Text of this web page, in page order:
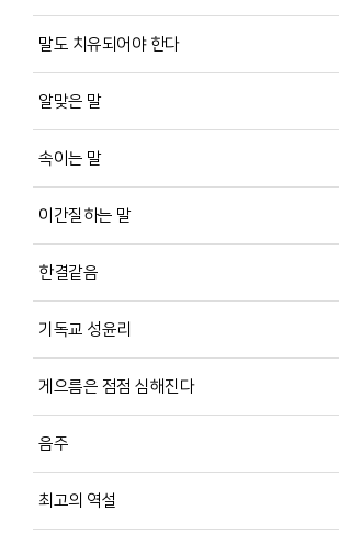
말도 치유되어야 한다
알맞은 말
속이는 말
이간질하는 말
한결같음
기독교 성윤리
게으름은 점점 심해진다
음주
최고의 역설